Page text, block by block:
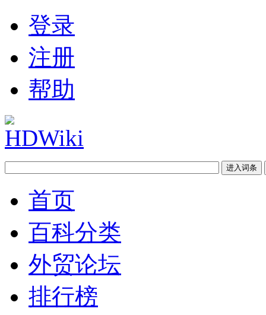
登录
注册
帮助
首页
百科分类
外贸论坛
排行榜